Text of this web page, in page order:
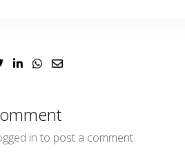
LinkedInWhatsapp
Share
in to post a comment.